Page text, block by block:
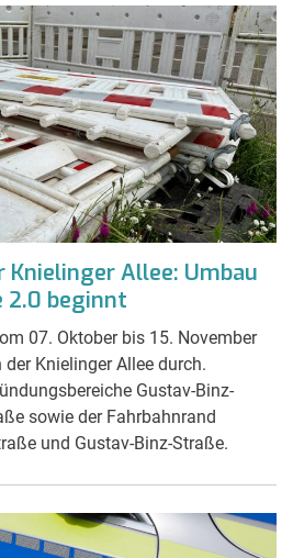
Knielinger Allee: Umbau
2.0 beginnt
07. Oktober bis 15. November
Knielinger Allee durch.
Gustav-Binz-
sowie der Fahrbahnrand
und Gustav-Binz-Straße.